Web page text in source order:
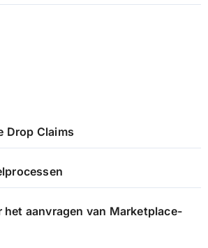
Drop Claims
het aanvragen van Marketplace-